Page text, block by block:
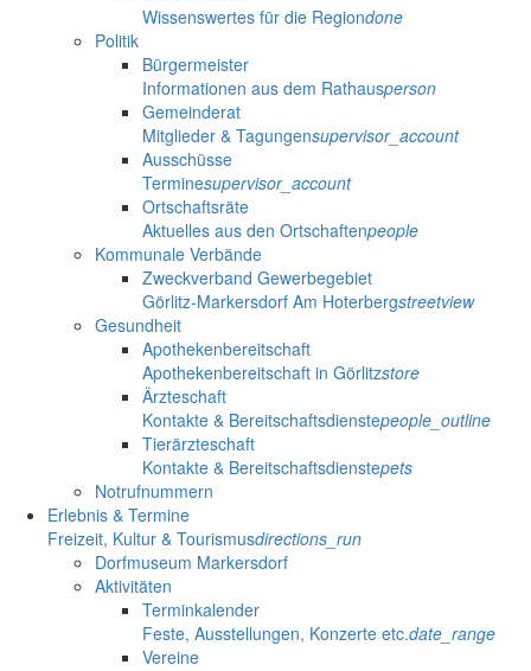
Wissenswertes für die Regiondone
Politik
Bürgermeister
Informationen aus dem Rathausperson
Gemeinderat
Mitglieder & Tagungensupervisor_account
Ausschüsse
Terminesupervisor_account
Ortschaftsräte
Aktuelles aus den Ortschaftenpeople
Kommunale Verbände
Zweckverband Gewerbegebiet
Görlitz-Markersdorf Am Hoterbergstreetview
Gesundheit
Apothekenbereitschaft
Apothekenbereitschaft in Görlitzstore
Ärzteschaft
Kontakte & Bereitschaftsdienstepeople_outline
Tierärzteschaft
Kontakte & Bereitschaftsdienstepets
Notrufnummern
Erlebnis & Termine
Freizeit, Kultur & Tourismusdirections_run
Dorfmuseum Markersdorf
Aktivitäten
Terminkalender
Feste, Ausstellungen, Konzerte etc.date_range
Vereine